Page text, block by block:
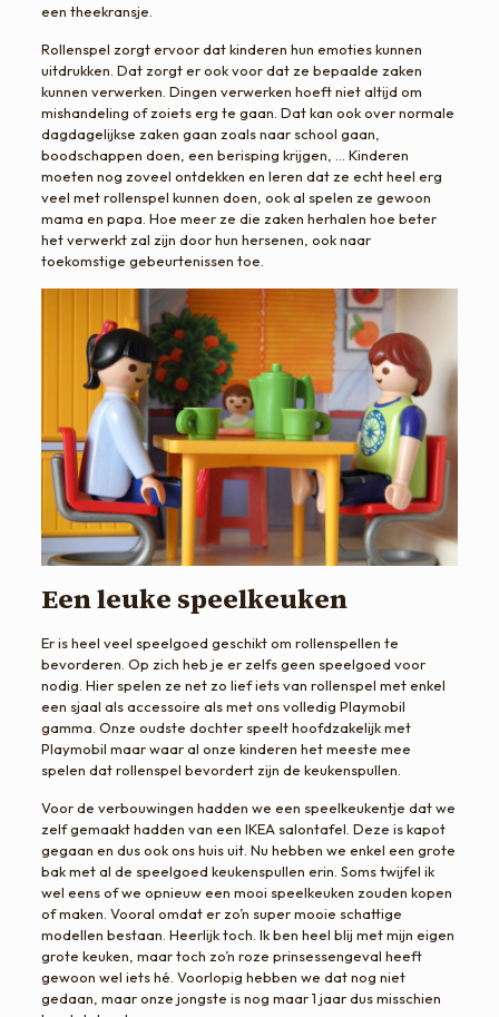
een theekransje.
Rollenspel zorgt ervoor dat kinderen hun emoties kunnen
uitdrukken. Dat zorgt er ook voor dat ze bepaalde zaken
kunnen verwerken. Dingen verwerken hoeft niet altijd om
mishandeling of zoiets erg te gaan. Dat kan ook over normale
dagdagelijkse zaken gaan zoals naar school gaan,
boodschappen doen, een berisping krijgen, … Kinderen
moeten nog zoveel ontdekken en leren dat ze echt heel erg
veel met rollenspel kunnen doen, ook al spelen ze gewoon
mama en papa. Hoe meer ze die zaken herhalen hoe beter
het verwerkt zal zijn door hun hersenen, ook naar
toekomstige gebeurtenissen toe.
Een leuke speelkeuken
Er is heel veel speelgoed geschikt om rollenspellen te
bevorderen. Op zich heb je er zelfs geen speelgoed voor
nodig. Hier spelen ze net zo lief iets van rollenspel met enkel
een sjaal als accessoire als met ons volledig Playmobil
gamma. Onze oudste dochter speelt hoofdzakelijk met
Playmobil maar waar al onze kinderen het meeste mee
spelen dat rollenspel bevordert zijn de keukenspullen.
Voor de verbouwingen hadden we een speelkeukentje dat we
zelf gemaakt hadden van een IKEA salontafel. Deze is kapot
gegaan en dus ook ons huis uit. Nu hebben we enkel een grote
bak met al de speelgoed keukenspullen erin. Soms twijfel ik
wel eens of we opnieuw een mooi speelkeuken zouden kopen
of maken. Vooral omdat er zo’n super mooie schattige
modellen bestaan. Heerlijk toch. Ik ben heel blij met mijn eigen
grote keuken, maar toch zo’n roze prinsessengeval heeft
gewoon wel iets hé. Voorlopig hebben we dat nog niet
gedaan, maar onze jongste is nog maar 1 jaar dus misschien